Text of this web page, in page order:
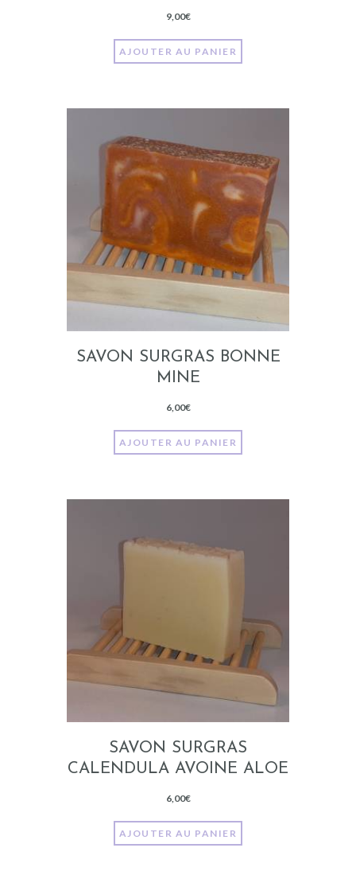
9,00€
AJOUTER AU PANIER
SAVON SURGRAS BONNE
MINE
6,00€
AJOUTER AU PANIER
SAVON SURGRAS
CALENDULA AVOINE ALOE
6,00€
AJOUTER AU PANIER